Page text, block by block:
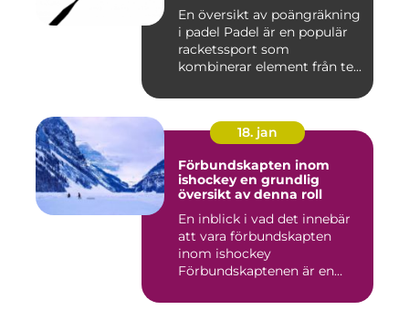
En översikt av poängräkning
i padel Padel är en populär
racketssport som
kombinerar element från te...
18. jan
Förbundskapten inom
ishockey en grundlig
översikt av denna roll
En inblick i vad det innebär
att vara förbundskapten
inom ishockey
Förbundskaptenen är en